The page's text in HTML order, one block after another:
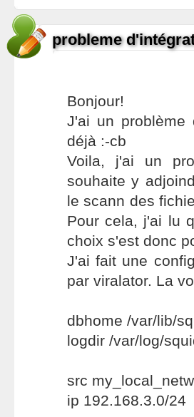
probleme
Bonjour!
J'ai un problème
déjà :-cb
Voila, j'ai un
souhaite y
le scann des
Pour cela, j'ai lu
choix s'est donc
J'ai fait une
par viralator. La
dbhome /var/lib/
logdir /var/log/
src
ip 192.168.3.0/24